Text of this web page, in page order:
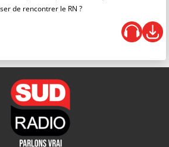
de rencontrer le RN ?